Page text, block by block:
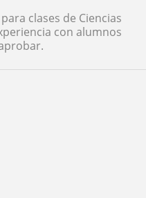
clases de Ciencias
con alumnos